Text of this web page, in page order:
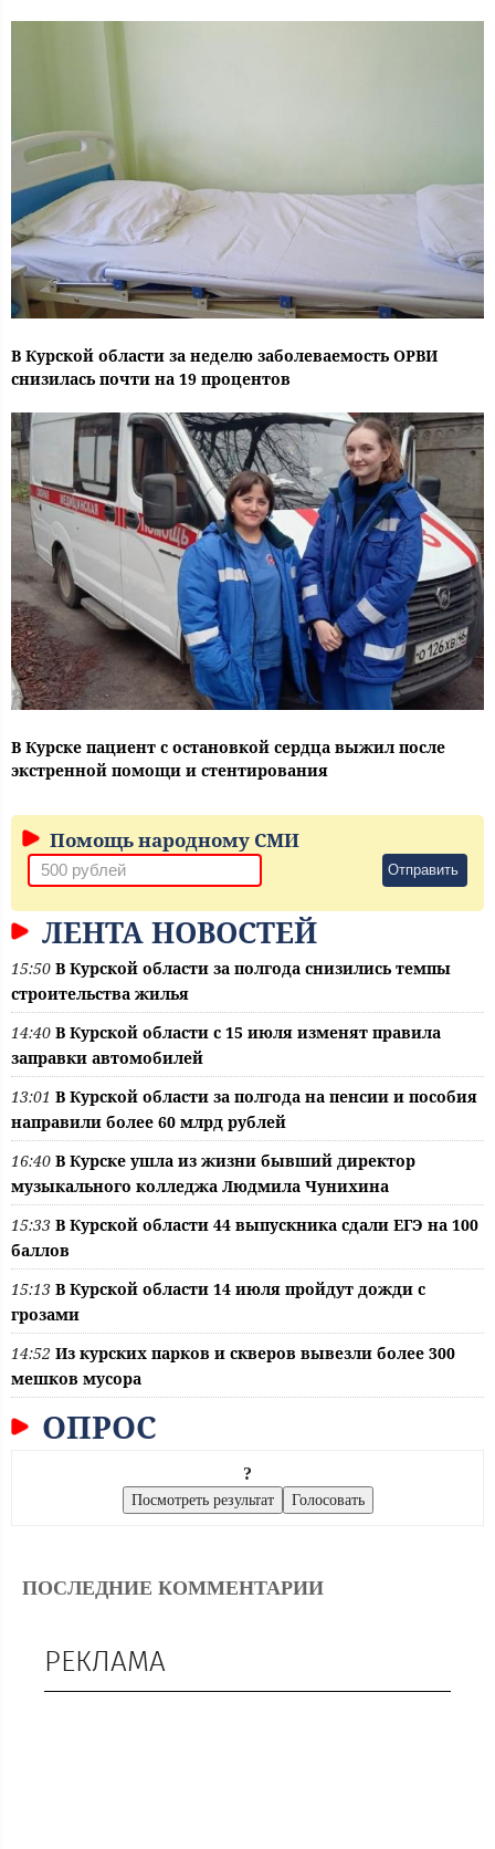
В Курской области за неделю заболеваемость ОРВИ
снизилась почти на 19 процентов
В Курске пациент с остановкой сердца выжил после
экстренной помощи и стентирования
Помощь народному СМИ
Отправить
ЛЕНТА НОВОСТЕЙ
15:50 В Курской области за полгода снизились темпы
строительства жилья
14:40 В Курской области с 15 июля изменят правила
заправки автомобилей
13:01 В Курской области за полгода на пенсии и пособия
направили более 60 млрд рублей
16:40 В Курске ушла из жизни бывший директор
музыкального колледжа Людмила Чунихина
15:33 В Курской области 44 выпускника сдали ЕГЭ на 100
баллов
15:13 В Курской области 14 июля пройдут дожди с
грозами
14:52 Из курских парков и скверов вывезли более 300
мешков мусора
ОПРОС
?
ПОСЛЕДНИЕ КОММЕНТАРИИ
РЕКЛАМА